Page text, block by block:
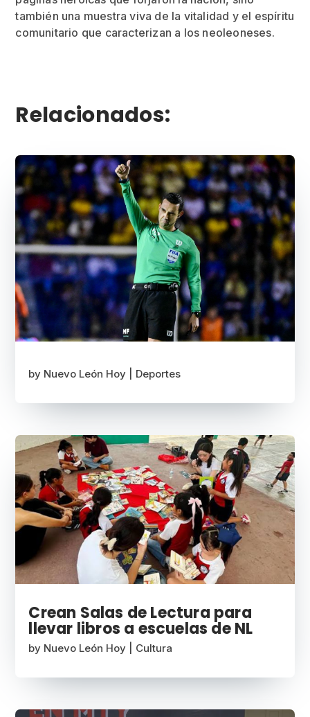
también una muestra viva de la vitalidad y el espíritu
comunitario que caracterizan a los neoleoneses.
Relacionados:
by Nuevo León Hoy Deportes
Crean Salas de Lectura para
llevar libros a escuelas de NL
by Nuevo León Hoy Cultura